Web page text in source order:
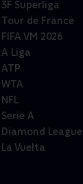
3F Superliga
Tour de France
FIFA VM 2026
A Liga
ATP
WTA
NFL
Serie A
Diamond League
La Vuelta